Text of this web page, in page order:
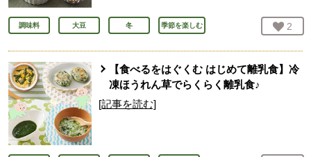
調味料 大豆 冬 季節を楽しむ お気
2
【食べるをはぐくむ はじめて離乳食】冷
凍ほうれん草でらくらく離乳食♪
[記事を読む]